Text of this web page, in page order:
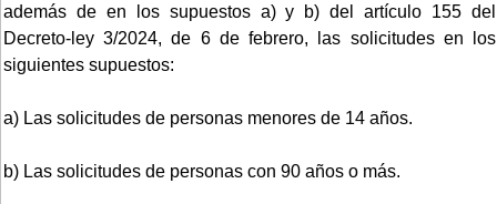
además de en los supuestos a) y b) del artículo 155 del
Decreto-ley 3/2024, de 6 de febrero, las solicitudes en los
siguientes supuestos:
a) Las solicitudes de personas menores de 14 años.
b) Las solicitudes de personas con 90 años o más.